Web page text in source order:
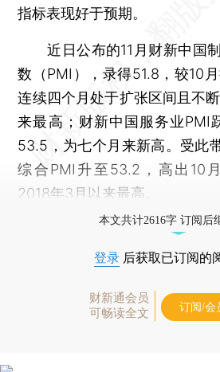
指标表现好于预期。
近日公布的11月财新中国
数（PMI），录得51.8，较10
连续四个月处于扩张区间且不
来最高；财新中国服务业PMI
53.5，为七个月来新高。受此
综合PMI升至53.2，高出10
2018年3月以来最高。
本文共计2616字 订阅后
登录 后获取已订阅的
财新通会员
可畅读全文
订阅/会